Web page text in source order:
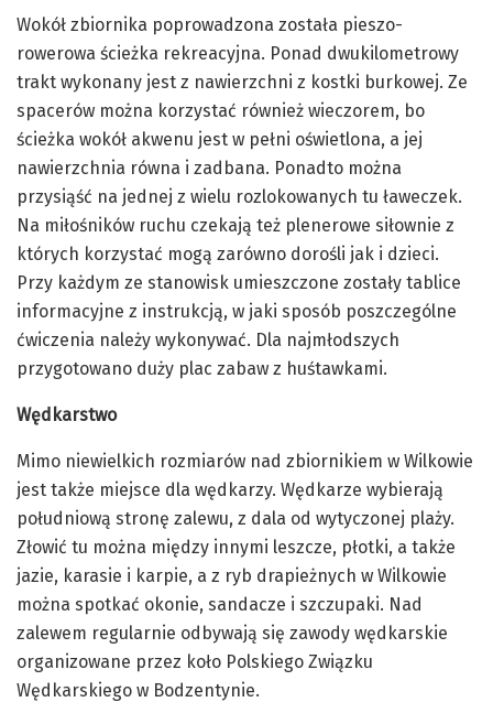
Wokół zbiornika poprowadzona została pieszo-
rowerowa ścieżka rekreacyjna. Ponad dwukilometrowy
trakt wykonany jest z nawierzchni z kostki burkowej. Ze
spacerów można korzystać również wieczorem, bo
ścieżka wokół akwenu jest w pełni oświetlona, a jej
nawierzchnia równa i zadbana. Ponadto można
przysiąść na jednej z wielu rozlokowanych tu ławeczek.
Na miłośników ruchu czekają też plenerowe siłownie z
których korzystać mogą zarówno dorośli jak i dzieci.
Przy każdym ze stanowisk umieszczone zostały tablice
informacyjne z instrukcją, w jaki sposób poszczególne
ćwiczenia należy wykonywać. Dla najmłodszych
przygotowano duży plac zabaw z huśtawkami.
Wędkarstwo
Mimo niewielkich rozmiarów nad zbiornikiem w Wilkowie
jest także miejsce dla wędkarzy. Wędkarze wybierają
południową stronę zalewu, z dala od wytyczonej plaży.
Złowić tu można między innymi leszcze, płotki, a także
jazie, karasie i karpie, a z ryb drapieżnych w Wilkowie
można spotkać okonie, sandacze i szczupaki. Nad
zalewem regularnie odbywają się zawody wędkarskie
organizowane przez koło Polskiego Związku
Wędkarskiego w Bodzentynie.